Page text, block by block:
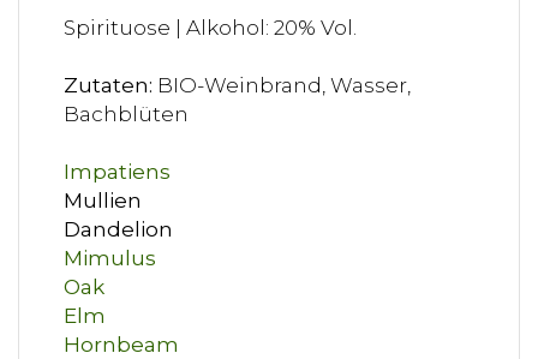
Spirituose | Alkohol: 20% Vol.
Zutaten: BIO-Weinbrand, Wasser,
Bachblüten
Impatiens
Mullien
Dandelion
Mimulus
Oak
Elm
Hornbeam